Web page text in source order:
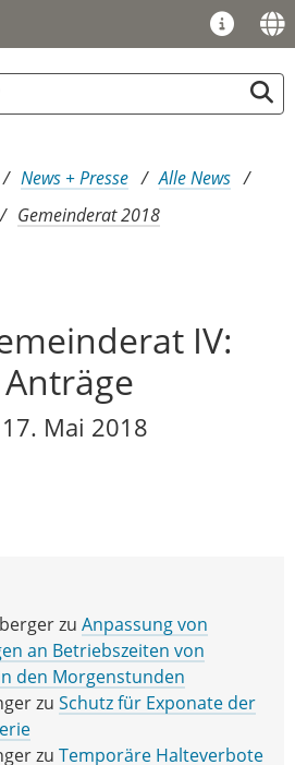
News + Presse
Alle News
Gemeinderat 2018
IV:
Mai 2018
zu Anpassung von
an Betriebszeiten von
den Morgenstunden
zu Schutz für Exponate der
zu Temporäre Halteverbote